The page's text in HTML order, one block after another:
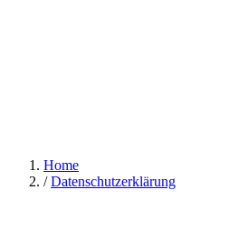
Home
/ Datenschutzerklärung